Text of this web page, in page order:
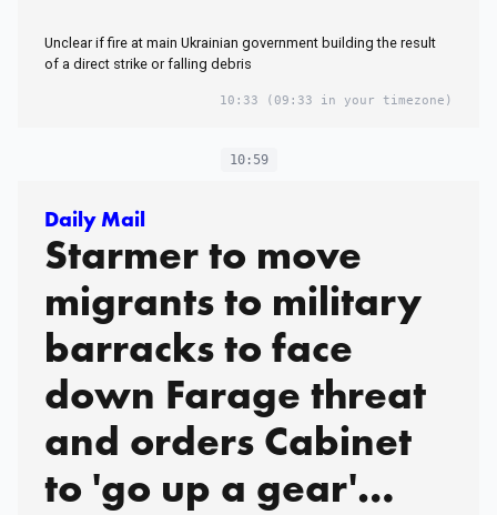
Unclear if fire at main Ukrainian government building the result
of a direct strike or falling debris
10:33 (09:33 in your timezone)
10:59
Daily Mail
Starmer to move
migrants to military
barracks to face
down Farage threat
and orders Cabinet
to 'go up a gear'